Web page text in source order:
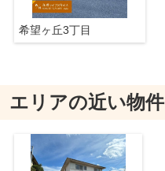
希望ヶ丘3丁目
エリアの近い物件